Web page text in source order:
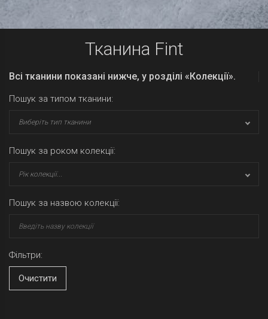
Тканина Fint
Всі тканини показані нижче, у розділі «Колекції».
Пошук за типом тканини:
Виберіть тип тканини
Пошук за роком колекції:
Рік колекції...
Пошук за назвою колекції:
Фільтри:
Очистити